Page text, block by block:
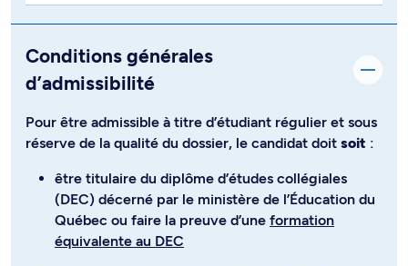
Conditions générales
d’admissibilité
Pour être admissible à titre d’étudiant régulier et sous
réserve de la qualité du dossier, le candidat doit soit :
être titulaire du diplôme d’études collégiales
(DEC) décerné par le ministère de l’Éducation du
Québec ou faire la preuve d’une formation
équivalente au DEC